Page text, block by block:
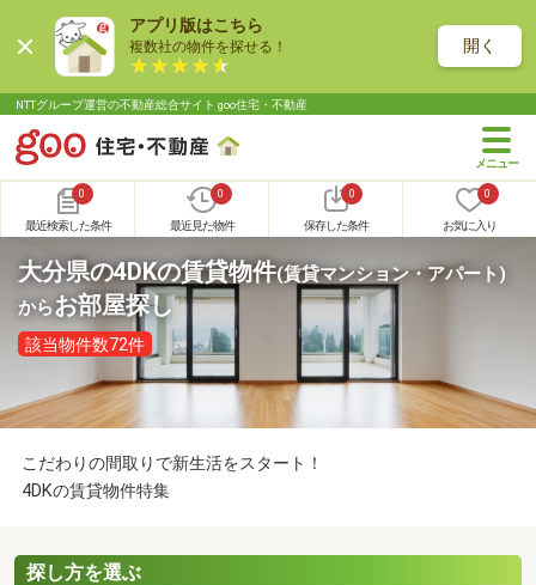
アプリ版はこちら
複数社の物件を探せる！ 開く
NTTグループ運営の不動産総合サイト goo住宅・不動産
0
最近検索した条件
0
最近見た物件
0
保存した条件
0
お気に入り
大分県の4DKの賃貸物件(賃貸マンション・アパート)
からお部屋探し
該当物件数72件
こだわりの間取りで新生活をスタート！
4DKの賃貸物件特集
探し方を選ぶ